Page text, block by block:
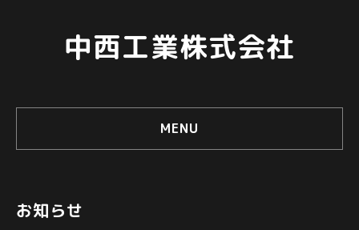
中西工業株式会社
MENU
お知らせ